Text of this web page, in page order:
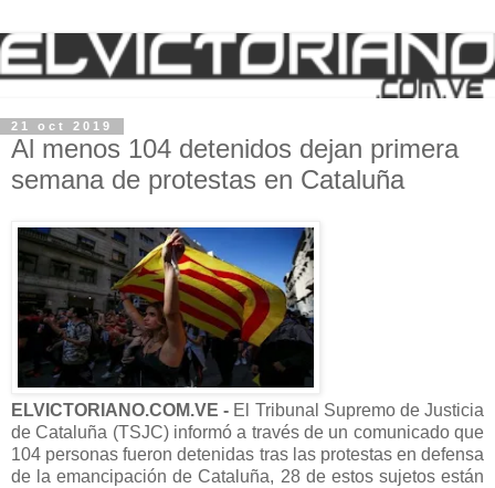
21 oct 2019
Al menos 104 detenidos dejan primera
semana de protestas en Cataluña
ELVICTORIANO.COM.VE - El Tribunal Supremo de Justicia
de Cataluña (TSJC) informó a través de un comunicado que
104 personas fueron detenidas tras las protestas en defensa
de la emancipación de Cataluña, 28 de estos sujetos están